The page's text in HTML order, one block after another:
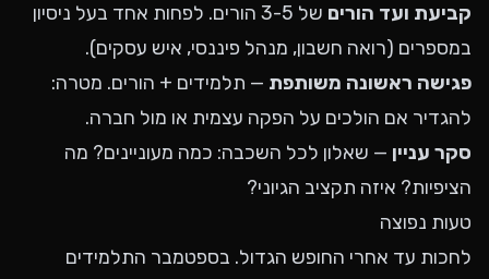
קביעת ועד הורים
של 3-5 הורים. לפחות אחד בעל ניסיון
במספרים (רואה חשבון, מנהל פיננסי, איש עסקים).
פגישה ראשונה משותפת — תלמידים + הורים. מטרה:
להגדיר אם הולכים על הפקה עצמית או מול חברה.
סקר עניין — שאלון לכל השכבה: כמה מעוניינים? מה
הציפיות? איזה תקציב הגיוני?
טעות נפוצה
לחכות עד אחרי החופש הגדול. בספטמבר התלמידים